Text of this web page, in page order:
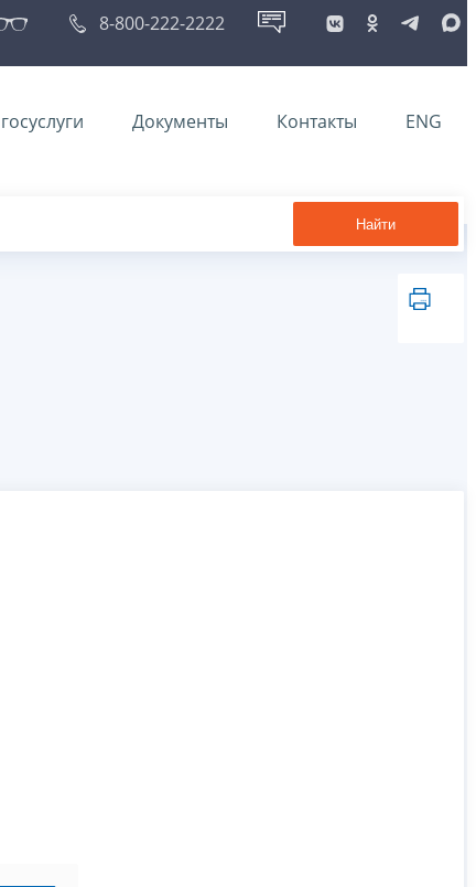
8-800-222-2222
Документы Контакты ENG
Найти